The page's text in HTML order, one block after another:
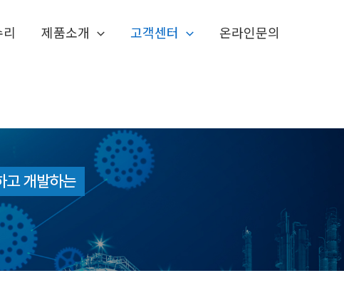
제품소개 고객센터 온라인문의